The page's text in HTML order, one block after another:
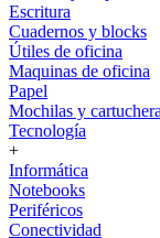
Escritura
Cuadernos y blocks
Útiles de oficina
Maquinas de oficina
Papel
Mochilas y
Tecnología
+
Informática
Notebooks
Periféricos
Conectividad